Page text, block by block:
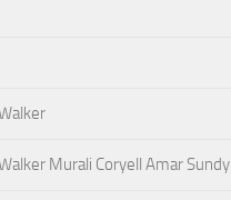
Murali Coryell Amar Sundy